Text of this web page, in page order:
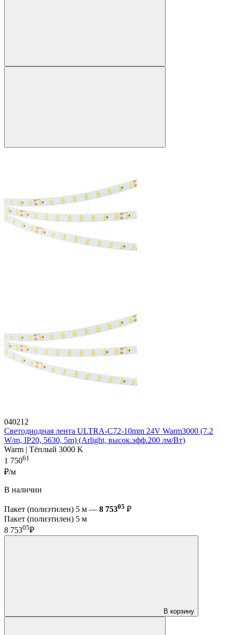
040212
Светодиодная лента ULTRA-C72-10mm 24V Warm3000 (7.2
W/m, IP20, 5630, 5m) (Arlight, высок.эфф.200 лм/Вт)
Warm | Тёплый 3000 K
1 75061
₽/м
В наличии
Пакет (полиэтилен) 5 м — 8 75305 ₽
Пакет (полиэтилен) 5 м
8 75305₽
В корзину